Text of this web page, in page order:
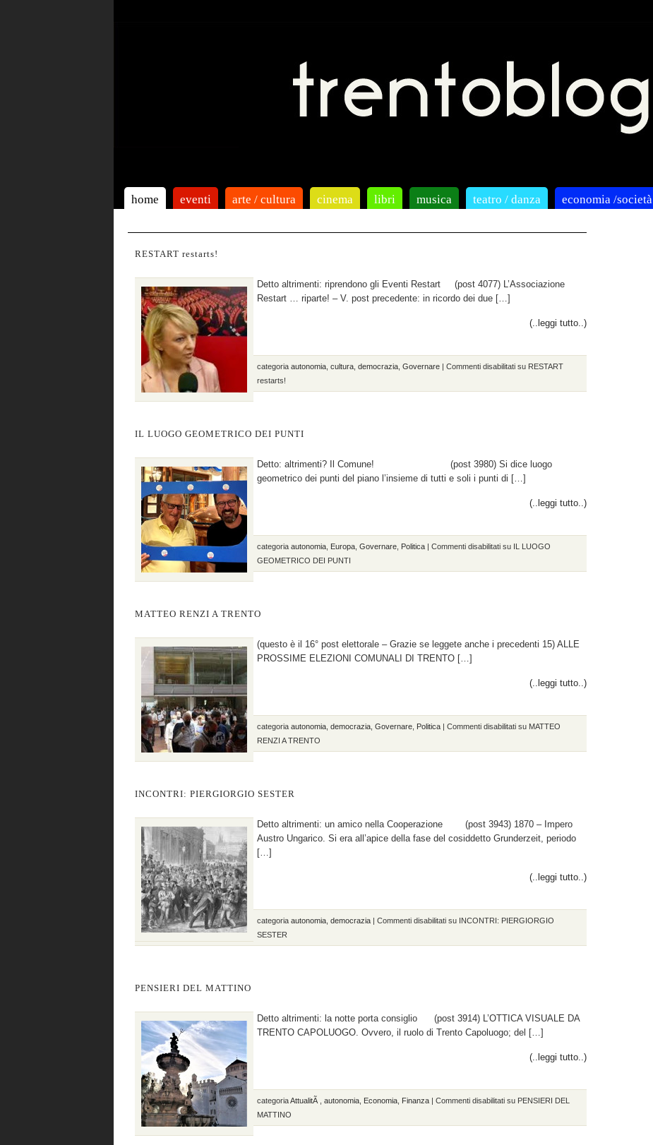
home eventi arte / cultura cinema libri musica teatro / danza economia /società
RESTART restarts!
Detto altrimenti: riprendono gli Eventi Restart (post 4077) L’Associazione
Restart … riparte! – V. post precedente: in ricordo dei due […]
(..leggi tutto..)
categoria autonomia cultura democrazia Governare | Commenti disabilitati su RESTART
restarts!
IL LUOGO GEOMETRICO DEI PUNTI
Detto: altrimenti? Il Comune! (post 3980) Si dice luogo
geometrico dei punti del piano l’insieme di tutti e soli i punti di […]
(..leggi tutto..)
categoria autonomia Europa Governare Politica | Commenti disabilitati su IL LUOGO
GEOMETRICO DEI PUNTI
MATTEO RENZI A TRENTO
(questo è il 16° post elettorale – Grazie se leggete anche i precedenti 15) ALLE
PROSSIME ELEZIONI COMUNALI DI TRENTO […]
(..leggi tutto..)
categoria autonomia democrazia Governare Politica | Commenti disabilitati su MATTEO
RENZI A TRENTO
INCONTRI: PIERGIORGIO SESTER
Detto altrimenti: un amico nella Cooperazione (post 3943) 1870 – Impero
Austro Ungarico. Si era all’apice della fase del cosiddetto Grunderzeit, periodo
[…]
(..leggi tutto..)
categoria autonomia democrazia | Commenti disabilitati su INCONTRI: PIERGIORGIO
SESTER
PENSIERI DEL MATTINO
Detto altrimenti: la notte porta consiglio (post 3914) L’OTTICA VISUALE DA
TRENTO CAPOLUOGO. Ovvero, il ruolo di Trento Capoluogo; del […]
(..leggi tutto..)
categoriaAttualitÃ autonomia Economia Finanza | Commenti disabilitati su PENSIERI DEL
MATTINO